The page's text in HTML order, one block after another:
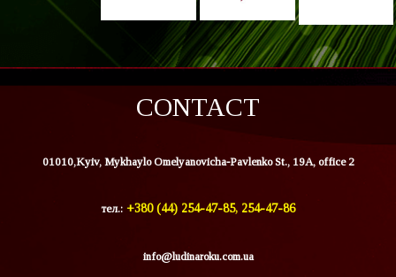
CONTACT
01010,Kyiv, Mykhaylo Omelyanovicha-Pavlenko St., 19A, office 2
тел.: +380 (44) 254-47-85, 254-47-86
info@ludinaroku.com.ua